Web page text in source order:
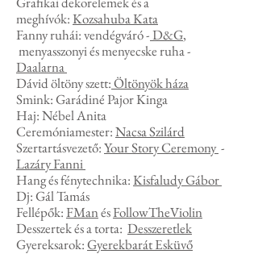
meghívók: Kozsahuba Kata
Fanny ruhái: vendégváró -D&G,
menyasszonyi és menyecske ruha -
Daalarna
Dávid öltöny szett:Öltönyök háza
Smink: Garádiné Pajor Kinga
Haj: Nébel Anita
Ceremóniamester:Nacsa Szilárd
Szertartásvezető:Your Story Ceremony -
Lazáry Fanni
Hang és fénytechnika: Kisfaludy Gábor
Dj: Gál Tamás
Fellépők: FManésFollowTheViolin
Desszertek és a torta: Desszeretlek
Gyereksarok:Gyerekbarát Esküvő